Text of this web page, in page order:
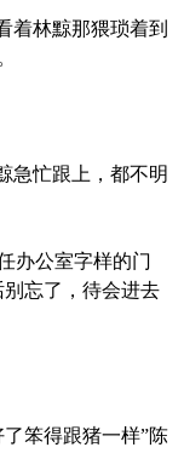
着林黥那猥琐着到
急忙跟上，都不明
办公室字样的门
忘了，待会进去
笨得跟猪一样”陈